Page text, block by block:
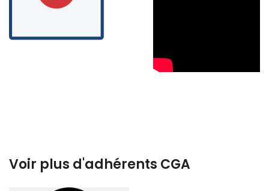
Voir plus d'adhérents CGA